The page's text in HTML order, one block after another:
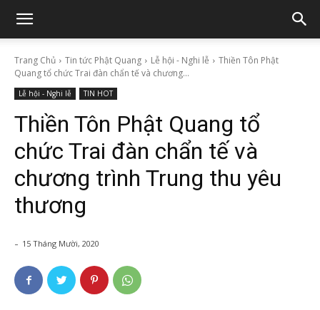
Trang Chủ Tin tức Phật Quang Lễ hội - Nghi lễ
Thiền Tôn Phật
Quang tổ chức Trai đàn chẩn tế và chương...
Lễ hội - Nghi lễ TIN HOT
Thiền Tôn Phật Quang tổ
chức Trai đàn chẩn tế và
chương trình Trung thu yêu
thương
- 15 Tháng Mười, 2020